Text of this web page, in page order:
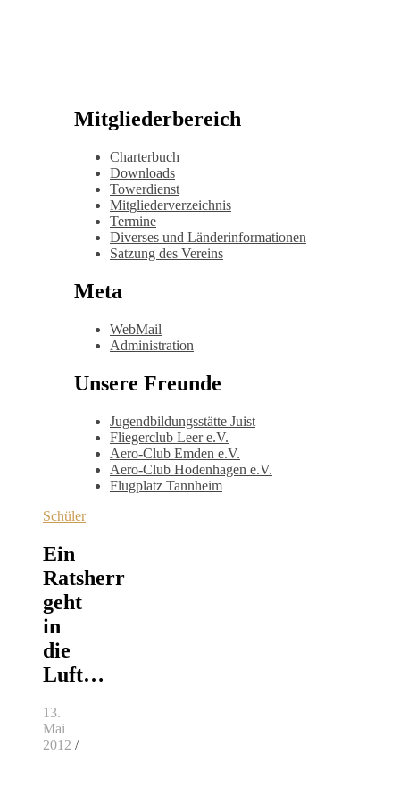
Mitgliederbereich
Charterbuch
Downloads
Towerdienst
Mitgliederverzeichnis
Termine
Diverses und Länderinformationen
Satzung des Vereins
Meta
WebMail
Administration
Unsere Freunde
Jugendbildungsstätte Juist
Fliegerclub Leer e.V.
Aero-Club Emden e.V.
Aero-Club Hodenhagen e.V.
Flugplatz Tannheim
Schüler
Ein
Ratsherr
geht
in
die
Luft…
13.
Mai
2012 /